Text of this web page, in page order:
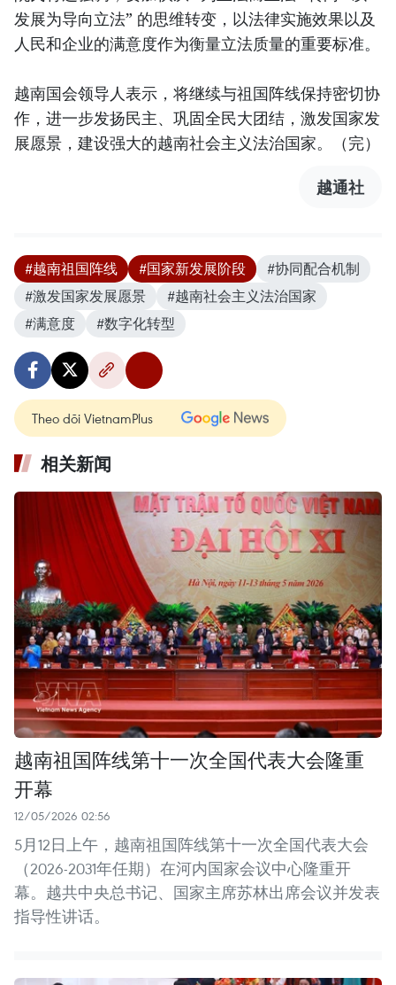
发展为导向立法” 的思维转变，以法律实施效果以及
人民和企业的满意度作为衡量立法质量的重要标准。
越南国会领导人表示，将继续与祖国阵线保持密切协
作，进一步发扬民主、巩固全民大团结，激发国家发
展愿景，建设强大的越南社会主义法治国家。（完）
越通社
#越南祖国阵线 #国家新发展阶段
#协同配合机制
#激发国家发展愿景
#越南社会主义法治国家
#满意度
#数字化转型
Theo dõi VietnamPlus
相关新闻
越南祖国阵线第十一次全国代表大会隆重
开幕
12/05/2026 02:56
5月12日上午，越南祖国阵线第十一次全国代表大会
（2026-2031年任期）在河内国家会议中心隆重开
幕。越共中央总书记、国家主席苏林出席会议并发表
指导性讲话。